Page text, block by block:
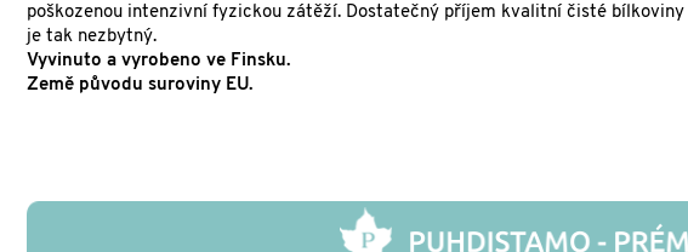
poškozenou intenzivní fyzickou zátěží. Dostatečný příjem kvalitní čisté bílkoviny
je tak nezbytný.
Vyvinuto a vyrobeno ve Finsku.
Země původu suroviny EU.